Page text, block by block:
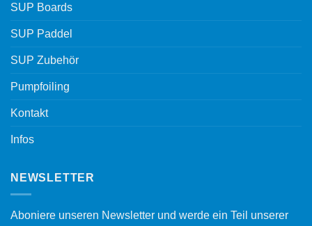
SUP Boards
SUP Paddel
SUP Zubehör
Pumpfoiling
Kontakt
Infos
NEWSLETTER
Aboniere unseren Newsletter und werde ein Teil unserer